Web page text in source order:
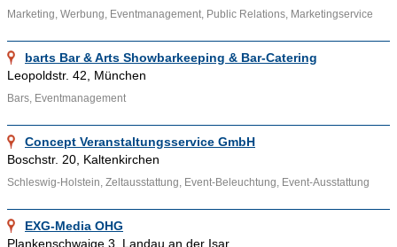
Veranstaltungsbüros, Event-Agenturen oder Werbeagenturen
absolviert werden.
Beispiel aus Köln, Coburg, Freiberg, Schöningen, Halle,
Leinfelden, Düsseldorf, Chemnitz und München. Die
Adressennet präsentieren möchten, nehmen Sie doch Kontakt
Marketing, Werbung, Eventmanagement, Public Relations, Marketingservice
barts Bar & Arts Showbarkeeping & Bar-Catering
Leopoldstr. 42, München
Bars, Eventmanagement
Concept Veranstaltungsservice GmbH
Boschstr. 20, Kaltenkirchen
Schleswig-Holstein, Zeltausstattung, Event-Beleuchtung, Event-Ausstattung
EXG-Media OHG
Plankenschwaige 3, Landau an der Isar